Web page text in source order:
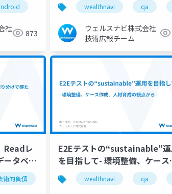
社
873
wealthnavi qa
ウェルスナビ株式会社
技術広報チーム
Readレ
ータベー
術的負債
E2Eテストの“sustainable”
を目指して- 環境整備、ケース
成、人材育成の観点から -
wealthnavi qa